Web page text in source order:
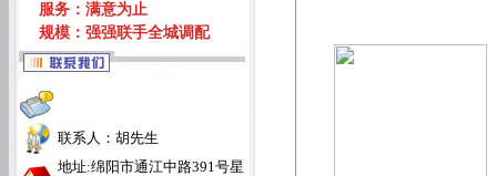
服务：满意为止
规模：强强联手全城调配
联系人：胡先生
地址:绵阳市通江中路391号星